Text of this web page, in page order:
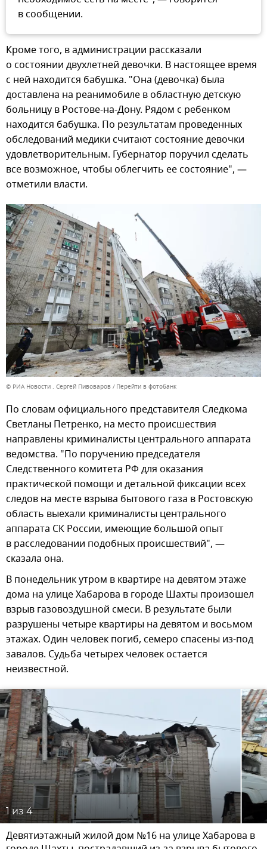
в сообщении.
Кроме того, в администрации рассказали
о состоянии двухлетней девочки. В настоящее время
с ней находится бабушка. "Она (девочка) была
доставлена на реанимобиле в областную детскую
больницу в Ростове-на-Дону. Рядом с ребенком
находится бабушка. По результатам проведенных
обследований медики считают состояние девочки
удовлетворительным. Губернатор поручил сделать
все возможное, чтобы облегчить ее состояние", —
отметили власти.
© РИА Новости . Сергей Пивоваров Перейти в фотобанк
По словам официального представителя Следкома
Светланы Петренко, на место происшествия
направлены криминалисты центрального аппарата
ведомства. "По поручению председателя
Следственного комитета РФ для оказания
практической помощи и детальной фиксации всех
следов на месте взрыва бытового газа в Ростовскую
область выехали криминалисты центрального
аппарата СК России, имеющие большой опыт
в расследовании подобных происшествий", —
сказала она.
В понедельник утром в квартире на девятом этаже
дома на улице Хабарова в городе Шахты произошел
взрыв газовоздушной смеси. В результате были
разрушены четыре квартиры на девятом и восьмом
этажах. Один человек погиб, семеро спасены из-под
завалов. Судьба четырех человек остается
неизвестной.
1 из 4
Девятиэтажный жилой дом №16 на улице Хабарова в